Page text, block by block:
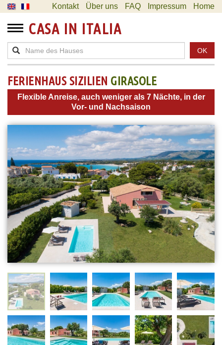
Kontakt Über uns FAQ Impressum Home
CASA IN ITALIA
OK
FERIENHAUS SIZILIEN GIRASOLE
Flexible Anreise, auch weniger als 7 Nächte, in der
Vor- und Nachsaison